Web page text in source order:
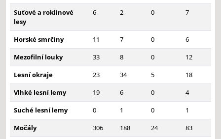
Suťové a roklinové
lesy
6 2 0 7
Horské smrčiny 11 7 0
6
Mezofilní louky
33 8 0
12
Lesní okraje
23 34 5
18
Vlhké lesní lemy
19 6 0
4
Suché lesní lemy
0 1 0
1
Močály
306 188 24
83